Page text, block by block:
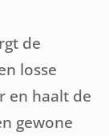
de
losse
en haalt de
gewone